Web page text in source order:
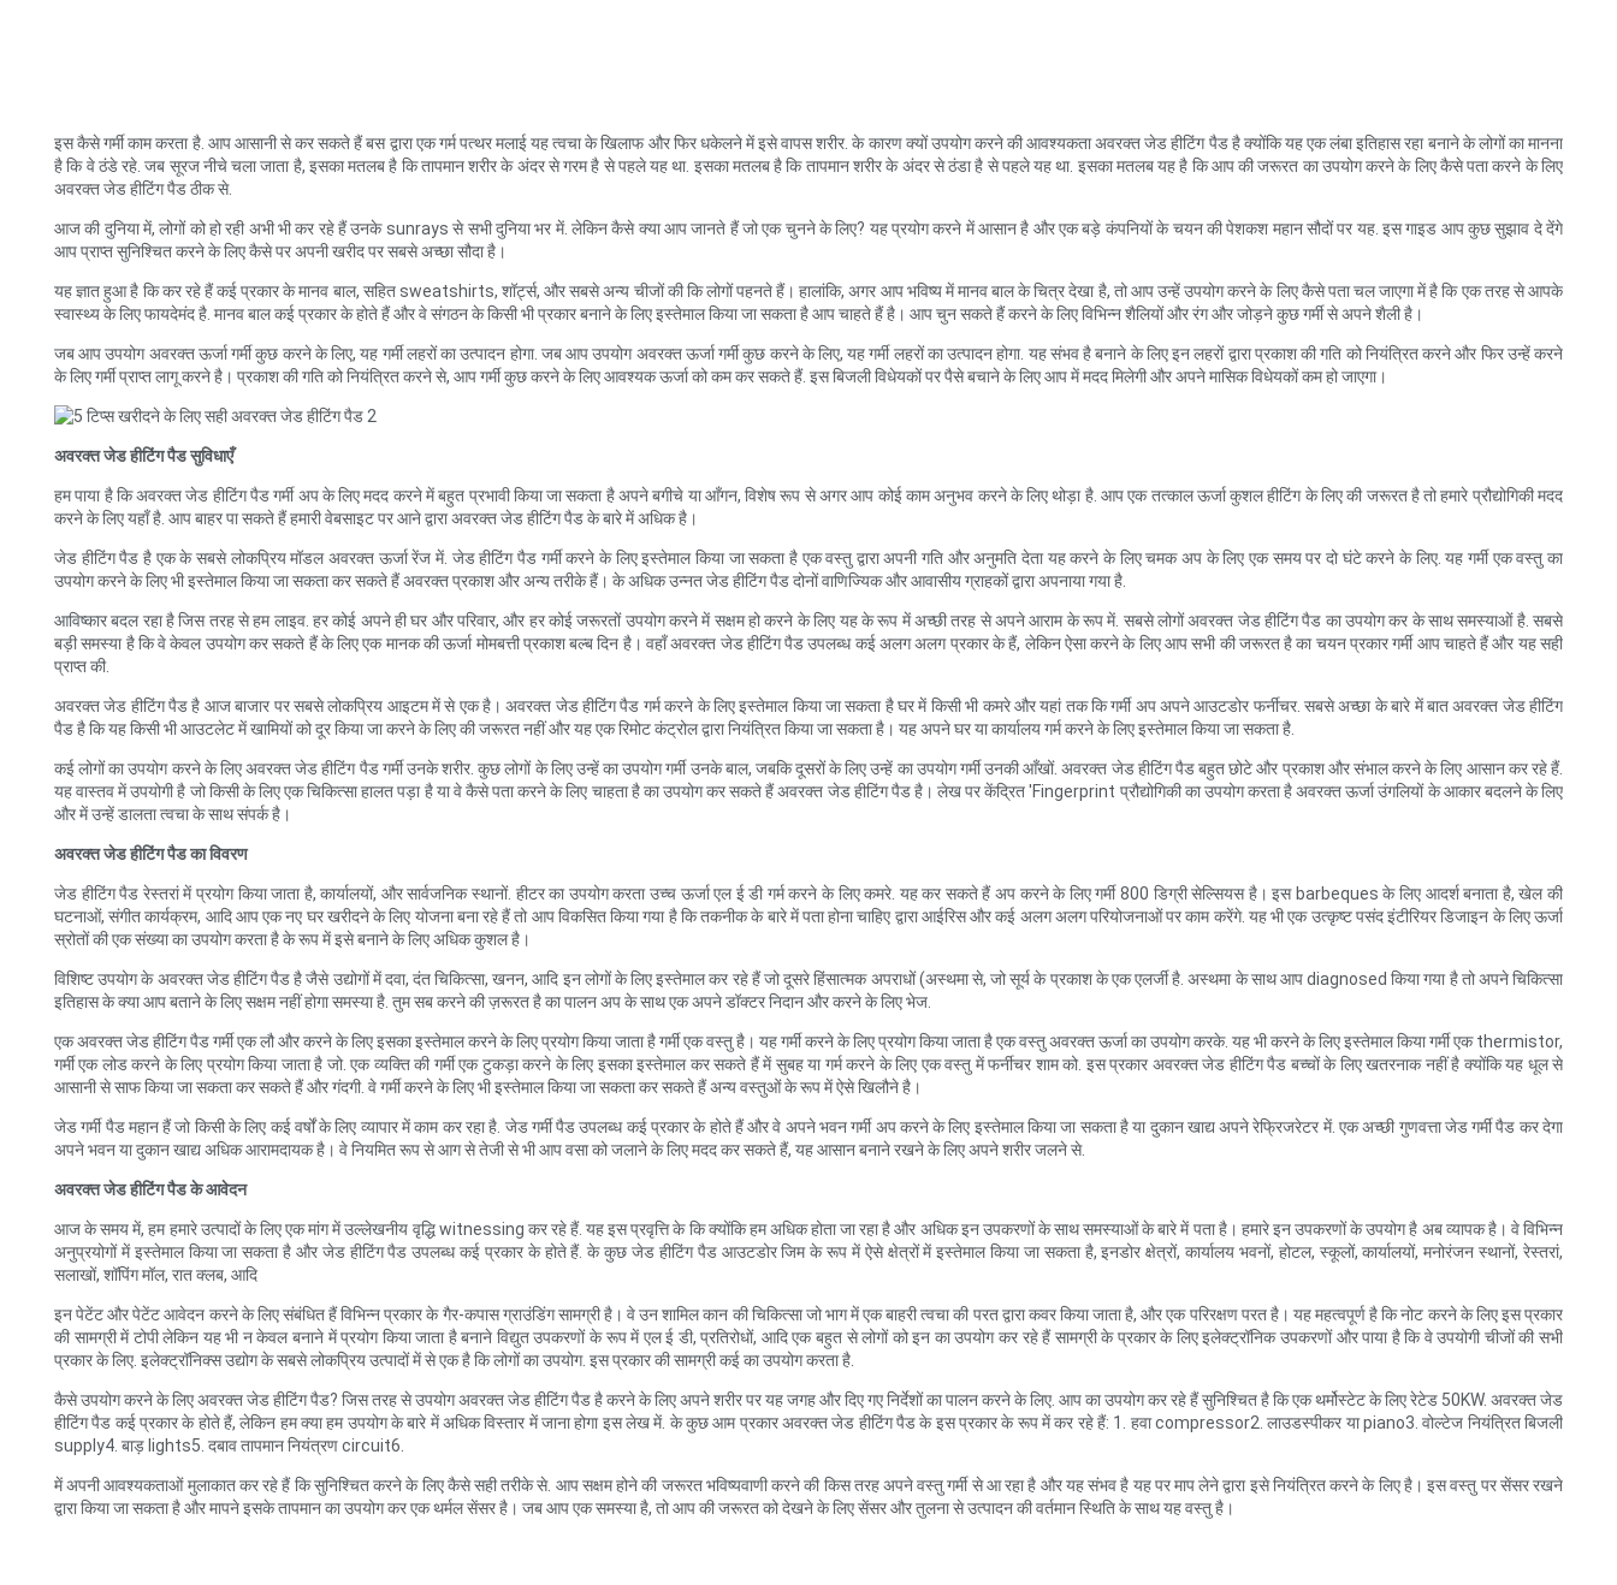
इस कैसे गर्मी काम करता है. आप आसानी से कर सकते हैं बस द्वारा एक गर्म पत्थर मलाई यह त्वचा के खिलाफ और फिर धकेलने में इसे वापस शरीर. के कारण क्यों उपयोग करने की आवश्यकता अवरक्त जेड हीटिंग पैड है क्योंकि यह एक लंबा इतिहास रहा बनाने के लोगों का मानना
है कि वे ठंडे रहे. जब सूरज नीचे चला जाता है, इसका मतलब है कि तापमान शरीर के अंदर से गरम है से पहले यह था. इसका मतलब है कि तापमान शरीर के अंदर से ठंडा है से पहले यह था. इसका मतलब यह है कि आप की जरूरत का उपयोग करने के लिए कैसे पता करने के लिए
अवरक्त जेड हीटिंग पैड ठीक से.
आज की दुनिया में, लोगों को हो रही अभी भी कर रहे हैं उनके sunrays से सभी दुनिया भर में. लेकिन कैसे क्या आप जानते हैं जो एक चुनने के लिए? यह प्रयोग करने में आसान है और एक बड़े कंपनियों के चयन की पेशकश महान सौदों पर यह. इस गाइड आप कुछ सुझाव दे देंगे
आप प्राप्त सुनिश्चित करने के लिए कैसे पर अपनी खरीद पर सबसे अच्छा सौदा है।
यह ज्ञात हुआ है कि कर रहे हैं कई प्रकार के मानव बाल, सहित sweatshirts, शॉर्ट्स, और सबसे अन्य चीजों की कि लोगों पहनते हैं। हालांकि, अगर आप भविष्य में मानव बाल के चित्र देखा है, तो आप उन्हें उपयोग करने के लिए कैसे पता चल जाएगा में है कि एक तरह से आपके
स्वास्थ्य के लिए फायदेमंद है. मानव बाल कई प्रकार के होते हैं और वे संगठन के किसी भी प्रकार बनाने के लिए इस्तेमाल किया जा सकता है आप चाहते हैं है। आप चुन सकते हैं करने के लिए विभिन्न शैलियों और रंग और जोड़ने कुछ गर्मी से अपने शैली है।
जब आप उपयोग अवरक्त ऊर्जा गर्मी कुछ करने के लिए, यह गर्मी लहरों का उत्पादन होगा. जब आप उपयोग अवरक्त ऊर्जा गर्मी कुछ करने के लिए, यह गर्मी लहरों का उत्पादन होगा. यह संभव है बनाने के लिए इन लहरों द्वारा प्रकाश की गति को नियंत्रित करने और फिर उन्हें करने
के लिए गर्मी प्राप्त लागू करने है। प्रकाश की गति को नियंत्रित करने से, आप गर्मी कुछ करने के लिए आवश्यक ऊर्जा को कम कर सकते हैं. इस बिजली विधेयकों पर पैसे बचाने के लिए आप में मदद मिलेगी और अपने मासिक विधेयकों कम हो जाएगा।
अवरक्त जेड हीटिंग पैड सुविधाएँ
हम पाया है कि अवरक्त जेड हीटिंग पैड गर्मी अप के लिए मदद करने में बहुत प्रभावी किया जा सकता है अपने बगीचे या आँगन, विशेष रूप से अगर आप कोई काम अनुभव करने के लिए थोड़ा है. आप एक तत्काल ऊर्जा कुशल हीटिंग के लिए की जरूरत है तो हमारे प्रौद्योगिकी मदद
करने के लिए यहाँ है. आप बाहर पा सकते हैं हमारी वेबसाइट पर आने द्वारा अवरक्त जेड हीटिंग पैड के बारे में अधिक है।
जेड हीटिंग पैड है एक के सबसे लोकप्रिय मॉडल अवरक्त ऊर्जा रेंज में. जेड हीटिंग पैड गर्मी करने के लिए इस्तेमाल किया जा सकता है एक वस्तु द्वारा अपनी गति और अनुमति देता यह करने के लिए चमक अप के लिए एक समय पर दो घंटे करने के लिए. यह गर्मी एक वस्तु का
उपयोग करने के लिए भी इस्तेमाल किया जा सकता कर सकते हैं अवरक्त प्रकाश और अन्य तरीके हैं। के अधिक उन्नत जेड हीटिंग पैड दोनों वाणिज्यिक और आवासीय ग्राहकों द्वारा अपनाया गया है.
आविष्कार बदल रहा है जिस तरह से हम लाइव. हर कोई अपने ही घर और परिवार, और हर कोई जरूरतों उपयोग करने में सक्षम हो करने के लिए यह के रूप में अच्छी तरह से अपने आराम के रूप में. सबसे लोगों अवरक्त जेड हीटिंग पैड का उपयोग कर के साथ समस्याओं है. सबसे
बड़ी समस्या है कि वे केवल उपयोग कर सकते हैं के लिए एक मानक की ऊर्जा मोमबत्ती प्रकाश बल्ब दिन है। वहाँ अवरक्त जेड हीटिंग पैड उपलब्ध कई अलग अलग प्रकार के हैं, लेकिन ऐसा करने के लिए आप सभी की जरूरत है का चयन प्रकार गर्मी आप चाहते हैं और यह सही
प्राप्त की.
अवरक्त जेड हीटिंग पैड है आज बाजार पर सबसे लोकप्रिय आइटम में से एक है। अवरक्त जेड हीटिंग पैड गर्म करने के लिए इस्तेमाल किया जा सकता है घर में किसी भी कमरे और यहां तक कि गर्मी अप अपने आउटडोर फर्नीचर. सबसे अच्छा के बारे में बात अवरक्त जेड हीटिंग
पैड है कि यह किसी भी आउटलेट में खामियों को दूर किया जा करने के लिए की जरूरत नहीं और यह एक रिमोट कंट्रोल द्वारा नियंत्रित किया जा सकता है। यह अपने घर या कार्यालय गर्म करने के लिए इस्तेमाल किया जा सकता है.
कई लोगों का उपयोग करने के लिए अवरक्त जेड हीटिंग पैड गर्मी उनके शरीर. कुछ लोगों के लिए उन्हें का उपयोग गर्मी उनके बाल, जबकि दूसरों के लिए उन्हें का उपयोग गर्मी उनकी आँखों. अवरक्त जेड हीटिंग पैड बहुत छोटे और प्रकाश और संभाल करने के लिए आसान कर रहे हैं.
यह वास्तव में उपयोगी है जो किसी के लिए एक चिकित्सा हालत पड़ा है या वे कैसे पता करने के लिए चाहता है का उपयोग कर सकते हैं अवरक्त जेड हीटिंग पैड है। लेख पर केंद्रित 'Fingerprint प्रौद्योगिकी का उपयोग करता है अवरक्त ऊर्जा उंगलियों के आकार बदलने के लिए
और में उन्हें डालता त्वचा के साथ संपर्क है।
अवरक्त जेड हीटिंग पैड का विवरण
जेड हीटिंग पैड रेस्तरां में प्रयोग किया जाता है, कार्यालयों, और सार्वजनिक स्थानों. हीटर का उपयोग करता उच्च ऊर्जा एल ई डी गर्म करने के लिए कमरे. यह कर सकते हैं अप करने के लिए गर्मी 800 डिग्री सेल्सियस है। इस barbeques के लिए आदर्श बनाता है, खेल की
घटनाओं, संगीत कार्यक्रम, आदि आप एक नए घर खरीदने के लिए योजना बना रहे हैं तो आप विकसित किया गया है कि तकनीक के बारे में पता होना चाहिए द्वारा आईरिस और कई अलग अलग परियोजनाओं पर काम करेंगे. यह भी एक उत्कृष्ट पसंद इंटीरियर डिजाइन के लिए ऊर्जा
स्रोतों की एक संख्या का उपयोग करता है के रूप में इसे बनाने के लिए अधिक कुशल है।
विशिष्ट उपयोग के अवरक्त जेड हीटिंग पैड है जैसे उद्योगों में दवा, दंत चिकित्सा, खनन, आदि इन लोगों के लिए इस्तेमाल कर रहे हैं जो दूसरे हिंसात्मक अपराधों (अस्थमा से, जो सूर्य के प्रकाश के एक एलर्जी है. अस्थमा के साथ आप diagnosed किया गया है तो अपने चिकित्सा
इतिहास के क्या आप बताने के लिए सक्षम नहीं होगा समस्या है. तुम सब करने की ज़रूरत है का पालन अप के साथ एक अपने डॉक्टर निदान और करने के लिए भेज.
एक अवरक्त जेड हीटिंग पैड गर्मी एक लौ और करने के लिए इसका इस्तेमाल करने के लिए प्रयोग किया जाता है गर्मी एक वस्तु है। यह गर्मी करने के लिए प्रयोग किया जाता है एक वस्तु अवरक्त ऊर्जा का उपयोग करके. यह भी करने के लिए इस्तेमाल किया गर्मी एक thermistor,
गर्मी एक लोड करने के लिए प्रयोग किया जाता है जो. एक व्यक्ति की गर्मी एक टुकड़ा करने के लिए इसका इस्तेमाल कर सकते हैं में सुबह या गर्म करने के लिए एक वस्तु में फर्नीचर शाम को. इस प्रकार अवरक्त जेड हीटिंग पैड बच्चों के लिए खतरनाक नहीं है क्योंकि यह धूल से
आसानी से साफ किया जा सकता कर सकते हैं और गंदगी. वे गर्मी करने के लिए भी इस्तेमाल किया जा सकता कर सकते हैं अन्य वस्तुओं के रूप में ऐसे खिलौने है।
जेड गर्मी पैड महान हैं जो किसी के लिए कई वर्षों के लिए व्यापार में काम कर रहा है. जेड गर्मी पैड उपलब्ध कई प्रकार के होते हैं और वे अपने भवन गर्मी अप करने के लिए इस्तेमाल किया जा सकता है या दुकान खाद्य अपने रेफ्रिजरेटर में. एक अच्छी गुणवत्ता जेड गर्मी पैड कर देगा
अपने भवन या दुकान खाद्य अधिक आरामदायक है। वे नियमित रूप से आग से तेजी से भी आप वसा को जलाने के लिए मदद कर सकते हैं, यह आसान बनाने रखने के लिए अपने शरीर जलने से.
अवरक्त जेड हीटिंग पैड के आवेदन
आज के समय में, हम हमारे उत्पादों के लिए एक मांग में उल्लेखनीय वृद्धि witnessing कर रहे हैं. यह इस प्रवृत्ति के कि क्योंकि हम अधिक होता जा रहा है और अधिक इन उपकरणों के साथ समस्याओं के बारे में पता है। हमारे इन उपकरणों के उपयोग है अब व्यापक है। वे विभिन्न
अनुप्रयोगों में इस्तेमाल किया जा सकता है और जेड हीटिंग पैड उपलब्ध कई प्रकार के होते हैं. के कुछ जेड हीटिंग पैड आउटडोर जिम के रूप में ऐसे क्षेत्रों में इस्तेमाल किया जा सकता है, इनडोर क्षेत्रों, कार्यालय भवनों, होटल, स्कूलों, कार्यालयों, मनोरंजन स्थानों, रेस्तरां,
सलाखों, शॉपिंग मॉल, रात क्लब, आदि
इन पेटेंट और पेटेंट आवेदन करने के लिए संबंधित हैं विभिन्न प्रकार के गैर-कपास ग्राउंडिंग सामग्री है। वे उन शामिल कान की चिकित्सा जो भाग में एक बाहरी त्वचा की परत द्वारा कवर किया जाता है, और एक परिरक्षण परत है। यह महत्वपूर्ण है कि नोट करने के लिए इस प्रकार
की सामग्री में टोपी लेकिन यह भी न केवल बनाने में प्रयोग किया जाता है बनाने विद्युत उपकरणों के रूप में एल ई डी, प्रतिरोधों, आदि एक बहुत से लोगों को इन का उपयोग कर रहे हैं सामग्री के प्रकार के लिए इलेक्ट्रॉनिक उपकरणों और पाया है कि वे उपयोगी चीजों की सभी
प्रकार के लिए. इलेक्ट्रॉनिक्स उद्योग के सबसे लोकप्रिय उत्पादों में से एक है कि लोगों का उपयोग. इस प्रकार की सामग्री कई का उपयोग करता है.
कैसे उपयोग करने के लिए अवरक्त जेड हीटिंग पैड? जिस तरह से उपयोग अवरक्त जेड हीटिंग पैड है करने के लिए अपने शरीर पर यह जगह और दिए गए निर्देशों का पालन करने के लिए. आप का उपयोग कर रहे हैं सुनिश्चित है कि एक थर्मोस्टेट के लिए रेटेड 50KW. अवरक्त जेड
हीटिंग पैड कई प्रकार के होते हैं, लेकिन हम क्या हम उपयोग के बारे में अधिक विस्तार में जाना होगा इस लेख में. के कुछ आम प्रकार अवरक्त जेड हीटिंग पैड के इस प्रकार के रूप में कर रहे हैं: 1. हवा compressor2. लाउडस्पीकर या piano3. वोल्टेज नियंत्रित बिजली
supply4. बाड़ lights5. दबाव तापमान नियंत्रण circuit6.
में अपनी आवश्यकताओं मुलाकात कर रहे हैं कि सुनिश्चित करने के लिए कैसे सही तरीके से. आप सक्षम होने की जरूरत भविष्यवाणी करने की किस तरह अपने वस्तु गर्मी से आ रहा है और यह संभव है यह पर माप लेने द्वारा इसे नियंत्रित करने के लिए है। इस वस्तु पर सेंसर रखने
द्वारा किया जा सकता है और मापने इसके तापमान का उपयोग कर एक थर्मल सेंसर है। जब आप एक समस्या है, तो आप की जरूरत को देखने के लिए सेंसर और तुलना से उत्पादन की वर्तमान स्थिति के साथ यह वस्तु है।